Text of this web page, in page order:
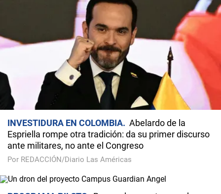
INVESTIDURA EN COLOMBIA
Abelardo de la
Espriella rompe otra tradición: da su primer discurso
ante militares, no ante el Congreso
Por REDACCIÓN/Diario Las Américas